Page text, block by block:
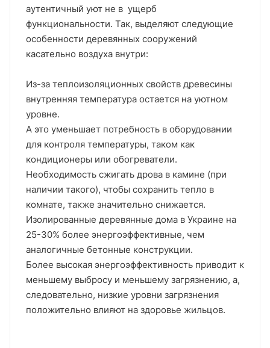
аутентичный уют не в ущерб
функциональности. Так, выделяют следующие
особенности деревянных сооружений
касательно воздуха внутри:
Из-за теплоизоляционных свойств древесины
внутренняя температура остается на уютном
уровне.
А это уменьшает потребность в оборудовании
для контроля температуры, таком как
кондиционеры или обогреватели.
Необходимость сжигать дрова в камине (при
наличии такого), чтобы сохранить тепло в
комнате, также значительно снижается.
Изолированные деревянные дома в Украине на
25-30% более энергоэффективные, чем
аналогичные бетонные конструкции.
Более высокая энергоэффективность приводит к
меньшему выбросу и меньшему загрязнению, а,
следовательно, низкие уровни загрязнения
положительно влияют на здоровье жильцов.